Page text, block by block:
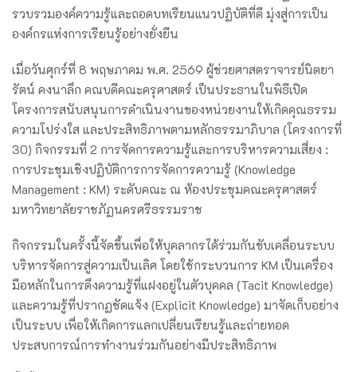
รวบรวมองค์ความรู้และถอดบทเรียนแนวปฏิบัติที่ดี มุ่งสู่การเป็น
องค์กรแห่งการเรียนรู้อย่างยั่งยืน
เมื่อวันศุกร์ที่ 8 พฤษภาคม พ.ศ. 2569 ผู้ช่วยศาสตราจารย์นิตยา
รัตน์ คงนาลึก คณบดีคณะครุศาสตร์ เป็นประธานในพิธีเปิด
โครงการสนับสนุนการดำเนินงานของหน่วยงานให้เกิดคุณธรรม
ความโปร่งใส และประสิทธิภาพตามหลักธรรมาภิบาล (โครงการที่
30) กิจกรรมที่ 2 การจัดการความรู้และการบริหารความเสี่ยง :
การประชุมเชิงปฏิบัติการการจัดการความรู้ (Knowledge
Management : KM) ระดับคณะ ณ ห้องประชุมคณะครุศาสตร์
มหาวิทยาลัยราชภัฏนครศรีธรรมราช
กิจกรรมในครั้งนี้จัดขึ้นเพื่อให้บุคลากรได้ร่วมกันขับเคลื่อนระบบ
บริหารจัดการสู่ความเป็นเลิศ โดยใช้กระบวนการ KM เป็นเครื่อง
มือหลักในการดึงความรู้ที่แฝงอยู่ในตัวบุคคล (Tacit Knowledge)
และความรู้ที่ปรากฏชัดแจ้ง (Explicit Knowledge) มาจัดเก็บอย่าง
เป็นระบบ เพื่อให้เกิดการแลกเปลี่ยนเรียนรู้และถ่ายทอด
ประสบการณ์การทำงานร่วมกันอย่างมีประสิทธิภาพ